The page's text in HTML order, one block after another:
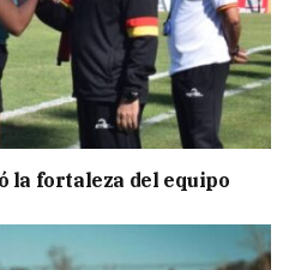
la fortaleza del equipo